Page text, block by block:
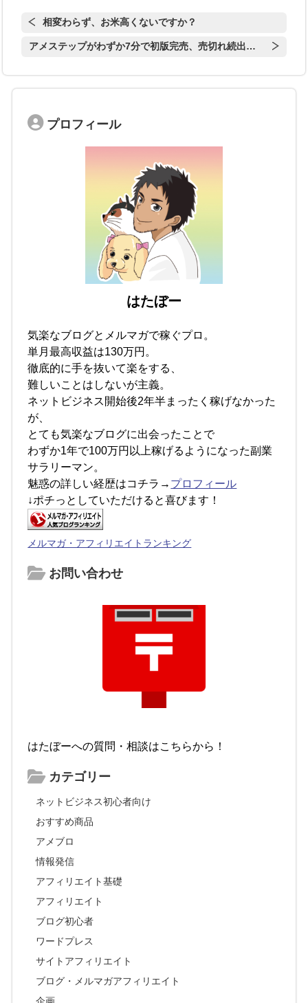
相変わらず、お米高くないですか？
アメステップがわずか7分で初版完売、売切れ続出…
プロフィール
はたぼー
気楽なブログとメルマガで稼ぐプロ。
単月最高収益は130万円。
徹底的に手を抜いて楽をする、
難しいことはしないが主義。
ネットビジネス開始後2年半まったく稼げなかった
が、
とても気楽なブログに出会ったことで
わずか1年で100万円以上稼げるようになった副業
サラリーマン。
魅惑の詳しい経歴はコチラ→ プロフィール
↓ポチっとしていただけると喜びます！
メルマガ・アフィリエイトランキング
お問い合わせ
はたぼーへの質問・相談はこちらから！
カテゴリー
ネットビジネス初心者向け
おすすめ商品
アメブロ
情報発信
アフィリエイト基礎
アフィリエイト
ブログ初心者
ワードプレス
サイトアフィリエイト
ブログ・メルマガアフィリエイト